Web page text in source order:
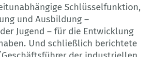
Schlüsselfunktion,
und Ausbildung –
Jugend – für die Entwicklung
Und schließlich berichtete